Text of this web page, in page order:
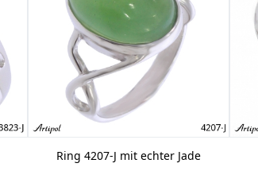
Ring 4207-J mit echter Jade